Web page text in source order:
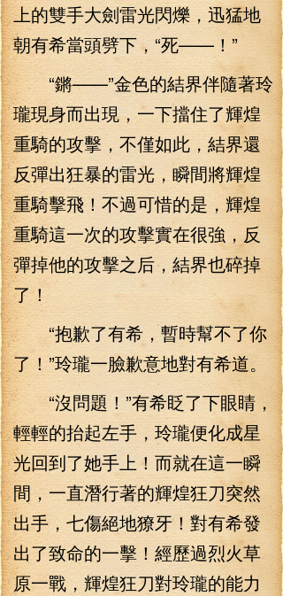
上的雙手大劍雷光閃爍，迅猛地
朝有希當頭劈下，“死——！”
“鏘——”金色的結界伴隨著玲
瓏現身而出現，一下擋住了輝煌
重騎的攻擊，不僅如此，結界還
反彈出狂暴的雷光，瞬間將輝煌
重騎擊飛！不過可惜的是，輝煌
重騎這一次的攻擊實在很強，反
彈掉他的攻擊之后，結界也碎掉
了！
“抱歉了有希，暫時幫不了你
了！”玲瓏一臉歉意地對有希道。
“沒問題！”有希眨了下眼睛，
輕輕的抬起左手，玲瓏便化成星
光回到了她手上！而就在這一瞬
間，一直潛行著的輝煌狂刀突然
出手，七傷絕地獠牙！對有希發
出了致命的一擊！經歷過烈火草
原一戰，輝煌狂刀對玲瓏的能力